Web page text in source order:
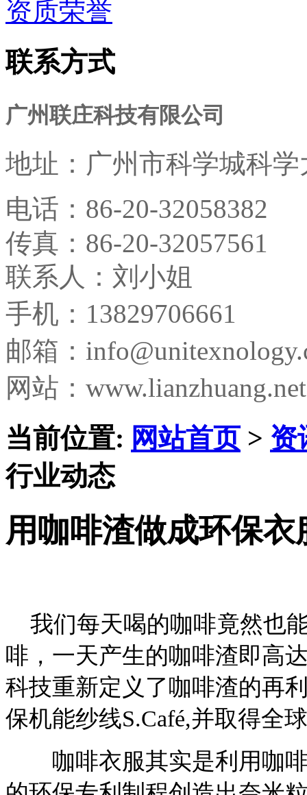
资质荣誉
联系方式
广州联庄科技有限公司
地址： 广州市科学城科
电话： 86-20-32058382
传真： 86-20-32057561
联系人：刘小姐
手机：13829706661
邮箱：
网站：www.lianzhuang.net
当前位置: 网站首页> 资
行业动态
用咖啡渣做成环保衣
我们每天喝的咖啡竟然也
啡，一天产生的咖啡渣即高
科技重新定义了咖啡渣的再
保机能纱线S.Café,并取得全
咖啡衣服其实是利用咖啡